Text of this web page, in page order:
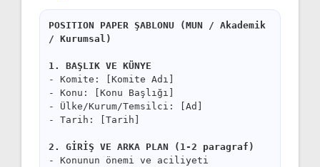
POSITION PAPER ŞABLONU (MUN / Akademik
/ Kurumsal)
1. BAŞLIK VE KÜNYE
- Komite: [Komite Adı]
- Konu: [Konu Başlığı]
- Ülke/Kurum/Temsilci: [Ad]
- Tarih: [Tarih]
2. GİRİŞ VE ARKA PLAN (1-2 paragraf)
- Konunun önemi ve aciliyeti